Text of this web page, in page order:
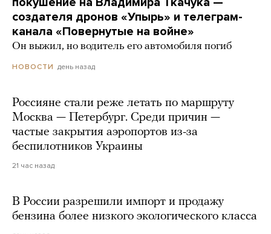
создателя дронов «Упырь» и телеграм-
канала «Повернутые на войне»
Он выжил, но водитель его автомобиля погиб
НОВОСТИ день назад
Россияне стали реже летать по маршруту
Москва — Петербург. Среди причин —
частые закрытия аэропортов из-за
беспилотников Украины
21 час назад
В России разрешили импорт и продажу
бензина более низкого экологического класса